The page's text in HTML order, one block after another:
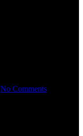
No Comments